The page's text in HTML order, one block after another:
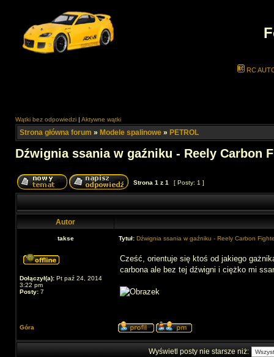
RC
Wątki bez odpowiedzi | Aktywne wątki
Strona główna forum » Modele spalinowe » PETROL
Dźwignia ssania w gaźniku - Reely Carbon
Strona 1 z 1 [ Posty: 1 ]
Autor
takse Tytuł: Dźwignia ssania w gaźniku - Reely Carbon
Dołączył(a): Pt paź 24, 2014
3:22 pm
Posty: 7
Cześć, orientuje się ktoś od jakiego
carbona ale bez tej dźwigni i ciężko mi
Góra
Wyświetl posty nie starsze niż: